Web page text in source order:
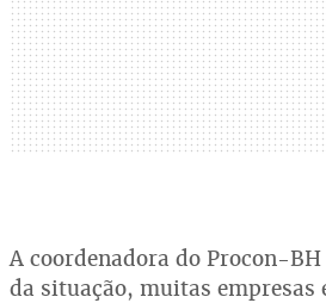
A coordenadora do Procon-
da situação, muitas empresas